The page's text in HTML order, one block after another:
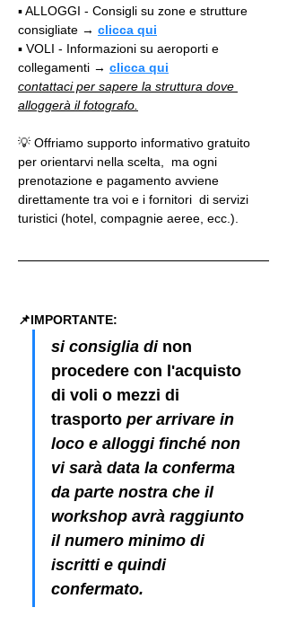
▪️ ALLOGGI - Consigli su zone e strutture
consigliate → clicca qui
▪️ VOLI - Informazioni su aeroporti e
collegamenti → clicca qui
contattaci per sapere la struttura dove
alloggerà il fotografo.
💡 Offriamo supporto informativo gratuito
per orientarvi nella scelta,  ma ogni
prenotazione e pagamento avviene
direttamente tra voi e i fornitori  di servizi
turistici (hotel, compagnie aeree, ecc.).
📌IMPORTANTE:
si consiglia di non
procedere con l'acquisto
di voli o mezzi di
trasporto per arrivare in
loco e alloggi finché non
vi sarà data la conferma
da parte nostra che il
workshop avrà raggiunto
il numero minimo di
iscritti e quindi
confermato.